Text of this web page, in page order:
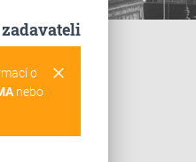
clear
o
nebo